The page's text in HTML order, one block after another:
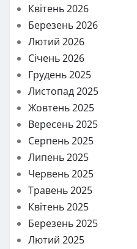
Квітень 2026
Березень 2026
Лютий 2026
Січень 2026
Грудень 2025
Листопад 2025
Жовтень 2025
Вересень 2025
Серпень 2025
Липень 2025
Червень 2025
Травень 2025
Квітень 2025
Березень 2025
Лютий 2025